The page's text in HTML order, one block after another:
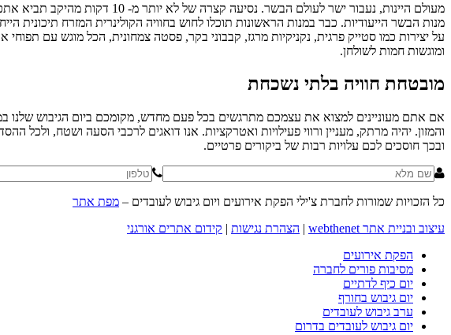
מעולם היינות, נעבור ישר
מנות הבשר הייעודיות. כבר במנות הראשונות תוכלו לחוש בחוויה הקולינרית המזרח
על יצירות כמו סטייק פרגית, נקניקיות מרגז, קבבוני בקר, פסטה צמחונית, הכל מוגש עם
ומוגשות חמות לשולחן.
מובטחת חוויה בלתי נשכחת
אם אתם מעוניינים למצוא את עצמכם מתרגשים בכל פעם מחדש, מקומכם ביום הגיבוש שלנו
והמזון. יהיה מרתק, מעניין ורווי פעילויות ואטרקציות. אנו דואגים לרכבי הסעה ושטח,
ובכך חוסכים לכם עלויות רבות של ביקורים פרטיים.
כל הזכויות שמורות לחברת צ'ילי הפקת אירועים ויום גיבוש לעובדים – מפת אתר
עיצוב ובניית אתר webthenet
| הצהרת נגישות | קידום אתרים אורגני
הפקת אירועים
מסיבות פורים לחברה
יום כיף לדתיים
יום גיבוש בחורף
ערב גיבוש לעובדים
יום גיבוש לעובדים בדרום